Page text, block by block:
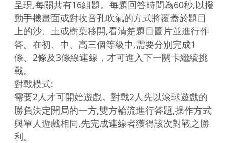
呈現,每關共有16組題。每題回答時間為60秒,以撥
動手機畫面或對收音孔吹氣的方式將覆蓋於題目
上的沙、土或樹葉移開,看清楚題目圖片並進行作
答。在初、中、高三個等級中,需要分別完成1
條、2條及3條線連線，才可進入下一關卡繼續挑
戰。
對戰模式:
需要2人才可開始遊戲。對戰2人先以滾球遊戲的
勝負決定開局的一方,雙方輪流進行答題,操作方式
與單人遊戲相同,先完成連線者獲得該次對戰之勝
利。